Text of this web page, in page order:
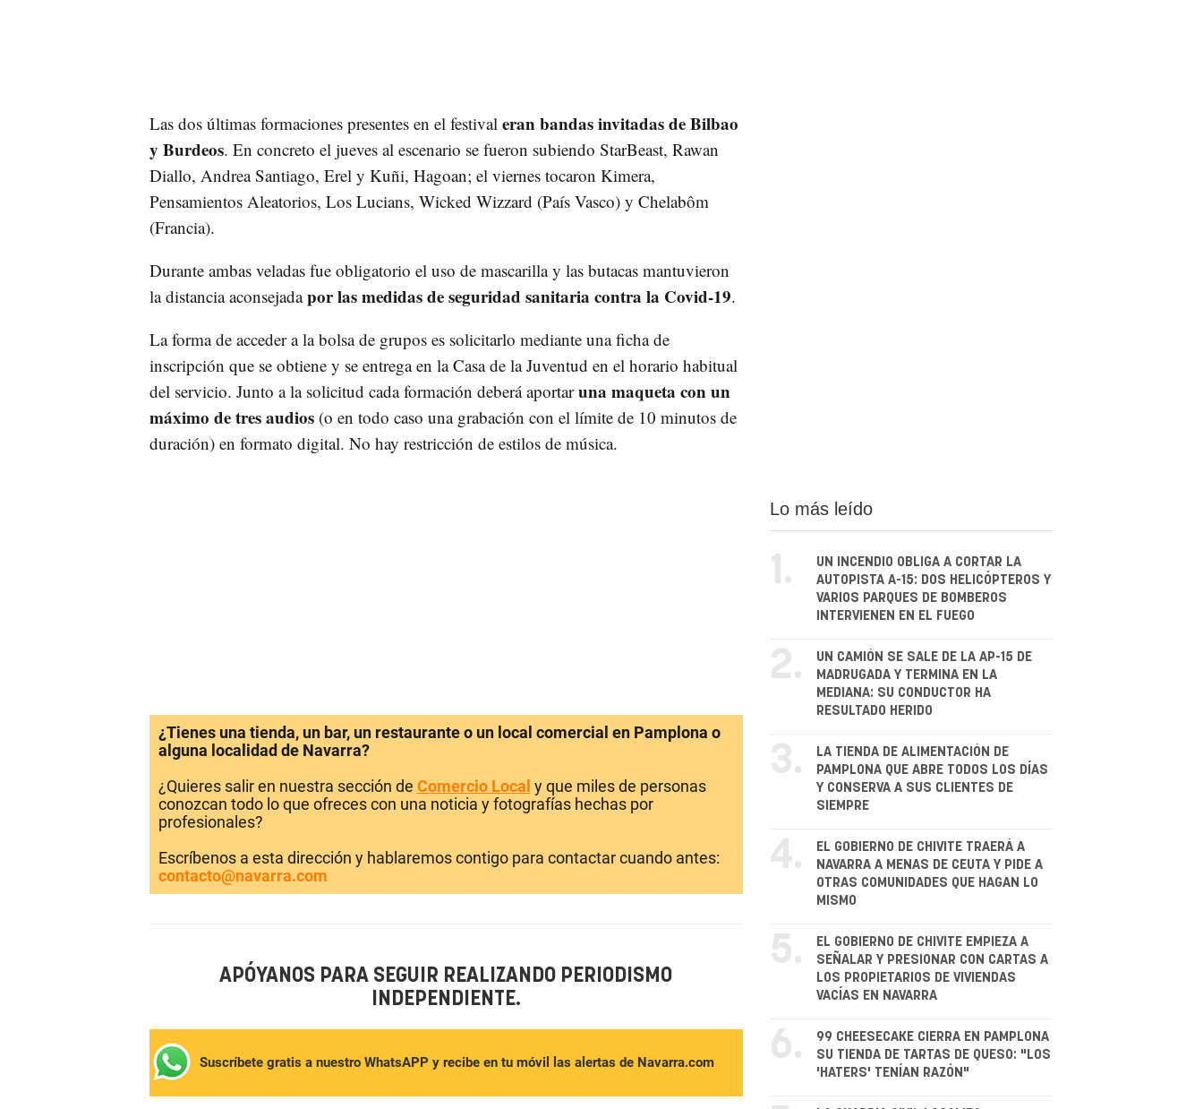
Las dos últimas formaciones presentes en el festival eran bandas invitadas de Bilbao
y Burdeos. En concreto el jueves al escenario se fueron subiendo StarBeast, Rawan
Diallo, Andrea Santiago, Erel y Kuñi, Hagoan; el viernes tocaron Kimera,
Pensamientos Aleatorios, Los Lucians, Wicked Wizzard (País Vasco) y Chelabôm
(Francia).
Durante ambas veladas fue obligatorio el uso de mascarilla y las butacas mantuvieron
la distancia aconsejadapor las medidas de seguridad sanitaria contra la Covid-19.
La forma de acceder a la bolsa de grupos es solicitarlo mediante una ficha de
inscripción que se obtiene y se entrega en la Casa de la Juventud en el horario habitual
del servicio. Junto a la solicitud cada formación deberá aportaruna maqueta con un
máximo de tres audios(o en todo caso una grabación con el límite de 10 minutos de
duración) en formato digital. No hay restricción de estilos de música.
¿Tienes una tienda, un bar, un restaurante o un local comercial en Pamplona o
alguna localidad de Navarra?
¿Quieres salir en nuestra sección de Comercio Local y que miles de personas
conozcan todo lo que ofreces con una noticia y fotografías hechas por
profesionales?
Escríbenos a esta dirección y hablaremos contigo para contactar cuando antes:
contacto@navarra.com
APÓYANOS PARA SEGUIR REALIZANDO PERIODISMO
INDEPENDIENTE.
Suscríbete gratis a nuestro WhatsAPP y recibe en tu móvil las alertas de Navarra.com
Lo más leído
1.
UN INCENDIO OBLIGA A CORTAR LA
AUTOPISTA A-15: DOS HELICÓPTEROS Y
VARIOS PARQUES DE BOMBEROS
INTERVIENEN EN EL FUEGO
2.
UN CAMIÓN SE SALE DE LA AP-15 DE
MADRUGADA Y TERMINA EN LA
MEDIANA: SU CONDUCTOR HA
RESULTADO HERIDO
3.
LA TIENDA DE ALIMENTACIÓN DE
PAMPLONA QUE ABRE TODOS LOS DÍAS
Y CONSERVA A SUS CLIENTES DE
SIEMPRE
4.
EL GOBIERNO DE CHIVITE TRAERÁ A
NAVARRA A MENAS DE CEUTA Y PIDE A
OTRAS COMUNIDADES QUE HAGAN LO
MISMO
5.
EL GOBIERNO DE CHIVITE EMPIEZA A
SEÑALAR Y PRESIONAR CON CARTAS A
LOS PROPIETARIOS DE VIVIENDAS
VACÍAS EN NAVARRA
6.
99 CHEESECAKE CIERRA EN PAMPLONA
SU TIENDA DE TARTAS DE QUESO: "LOS
'HATERS' TENÍAN RAZÓN"